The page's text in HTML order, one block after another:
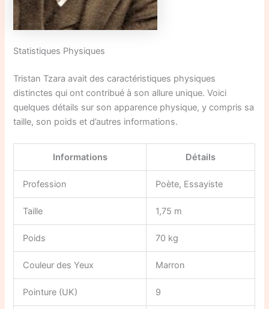
Statistiques Physiques
Tristan Tzara avait des caractéristiques physiques
distinctes qui ont contribué à son allure unique. Voici
quelques détails sur son apparence physique, y compris sa
taille, son poids et d’autres informations.
Informations Détails
Profession Poète, Essayiste
Taille 1,75 m
Poids 70 kg
Couleur des Yeux Marron
Pointure (UK) 9